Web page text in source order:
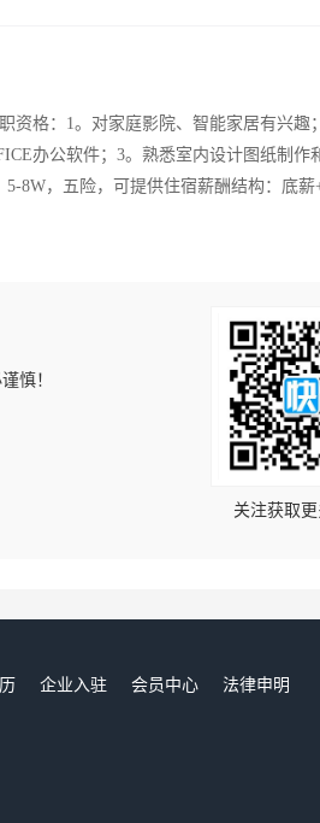
资格：1。对家庭影院、智能家居有兴趣
办公软件；3。熟悉室内设计图纸制作
8W，五险，可提供住宿薪酬结构：底薪
慎！
关注获取
企业入驻 会员中心
法律申明